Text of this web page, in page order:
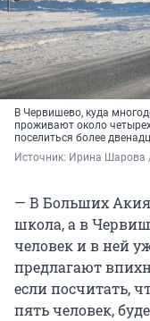
В Червишево, куда
проживают около
поселиться более
Источник: Ирина Шарова
— В Больших
школа, а в
человек и в ней
предлагают
если посчитать,
пять человек,